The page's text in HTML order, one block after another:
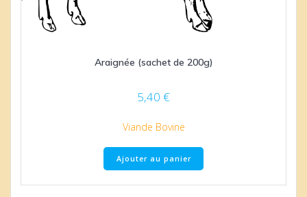
Araignée (sachet de 200g)
5,40 €
Viande Bovine
Ajouter au panier